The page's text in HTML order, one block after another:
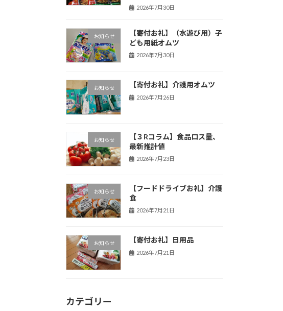
2026年7月30日
お知らせ
【寄付お礼】（水遊び用）子
ども用紙オムツ
2026年7月30日
お知らせ 【寄付お礼】介護用オムツ
2026年7月26日
お知らせ
【３Rコラム】食品ロス量、
最新推計値
2026年7月23日
お知らせ
【フードドライブお礼】介護
食
2026年7月21日
お知らせ 【寄付お礼】日用品
2026年7月21日
カテゴリー